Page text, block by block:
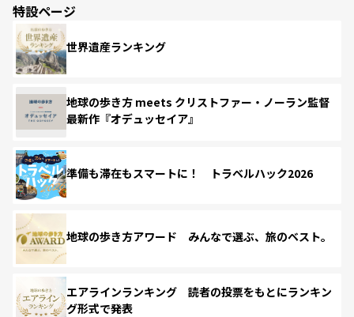
特設ページ
世界遺産ランキング
地球の歩き方 meets クリストファー・ノーラン監督
最新作『オデュッセイア』
準備も滞在もスマートに！ トラベルハック2026
地球の歩き方アワード みんなで選ぶ、旅のベスト。
エアラインランキング 読者の投票をもとにランキン
グ形式で発表